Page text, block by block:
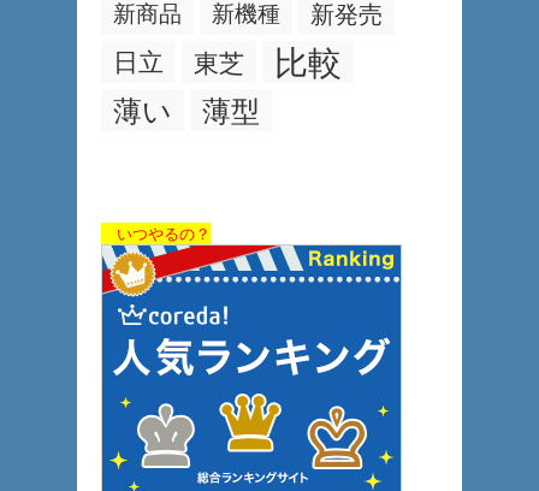
新商品 新機種 新発売
日立 東芝 比較
薄い 薄型
いつやるの？